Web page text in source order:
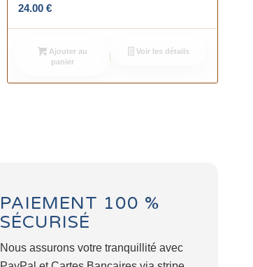
24.00€
Ajouter au
panier
Voir les détails
PAIEMENT 100 %
SÉCURISÉ
Nous assurons votre tranquillité avec